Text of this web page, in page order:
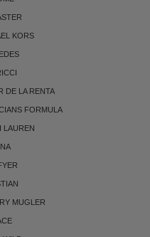
KORS
DE LA RENTA
FORMULA
LAUREN
MUGLER